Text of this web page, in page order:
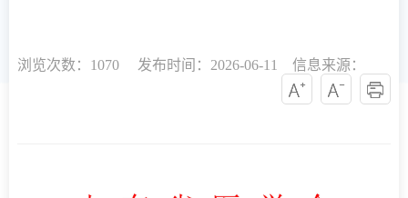
浏览次数： 1070 发布时间：2026-06-11 信息来源：